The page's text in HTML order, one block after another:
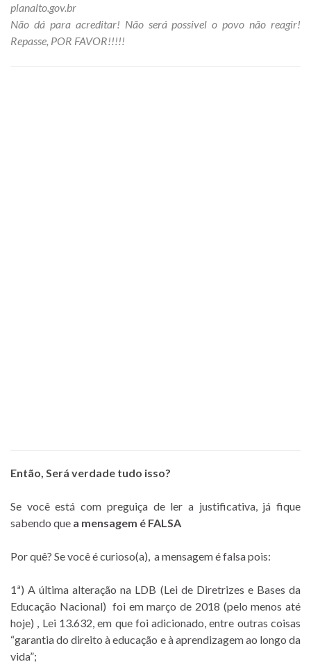
planalto.gov.br
Não dá para acreditar! Não será possivel o povo não reagir!
Repasse, POR FAVOR!!!!!
Então, Será verdade tudo isso?
Se você está com preguiça de ler a justificativa, já fique
sabendo que a mensagem é FALSA
Por quê? Se você é curioso(a), a mensagem é falsa pois:
1ª) A última alteração na LDB (Lei de Diretrizes e Bases da
Educação Nacional) foi em março de 2018 (pelo menos até
hoje) , Lei 13.632, em que foi adicionado, entre outras coisas
“garantia do direito à educação e à aprendizagem ao longo da
vida”;